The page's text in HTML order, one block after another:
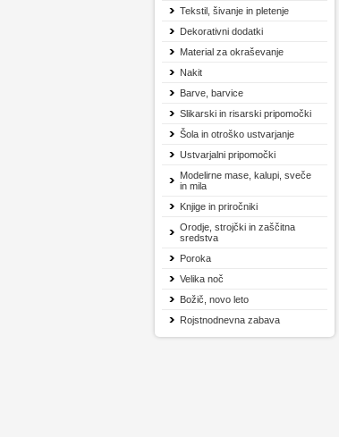
Tekstil, šivanje in pletenje
Dekorativni dodatki
Material za okraševanje
Nakit
Barve, barvice
Slikarski in risarski pripomočki
Šola in otroško ustvarjanje
Ustvarjalni pripomočki
Modelirne mase, kalupi, sveče
in mila
Knjige in priročniki
Orodje, strojčki in zaščitna
sredstva
Poroka
Velika noč
Božič, novo leto
Rojstnodnevna zabava